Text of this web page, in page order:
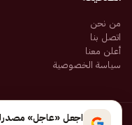
من نحن
اتصل بنا
أعلن معنا
سياسة الخصوصية
جميع الحقوق محفوظة لـ شركة
اجعل «عاجل»